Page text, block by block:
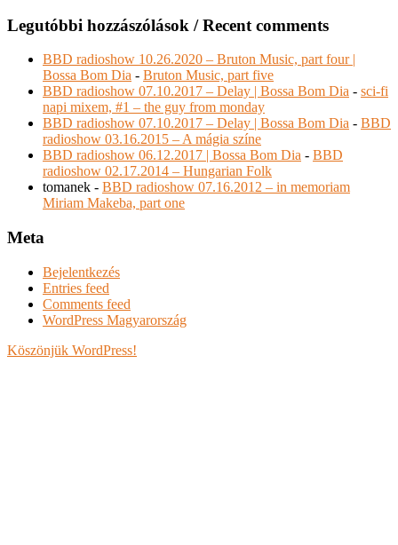
Legutóbbi hozzászólások / Recent comments
BBD radioshow 10.26.2020 – Bruton Music, part four |
Bossa Bom Dia - Bruton Music, part five
BBD radioshow 07.10.2017 – Delay | Bossa Bom Dia - sci-fi
napi mixem, #1 – the guy from monday
BBD radioshow 07.10.2017 – Delay | Bossa Bom Dia - BBD
radioshow 03.16.2015 – A mágia színe
BBD radioshow 06.12.2017 | Bossa Bom Dia - BBD
radioshow 02.17.2014 – Hungarian Folk
tomanek - BBD radioshow 07.16.2012 – in memoriam
Miriam Makeba, part one
Meta
Bejelentkezés
Entries feed
Comments feed
WordPress Magyarország
Köszönjük WordPress!